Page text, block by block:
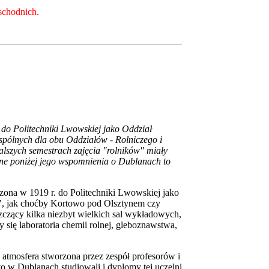
Politechniki Lwowskiej jako Oddział
dla obu Oddziałów - Rolniczego i
semestrach zajęcia "rolników" miały
poniżej jego wspomnienia o Dublanach to
w 1919 r. do Politechniki Lwowskiej jako
jak choćby Kortowo pod Olsztynem czy
kilka niezbyt wielkich sal wykładowych,
się laboratoria chemii rolnej, gleboznawstwa,
stworzona przez zespół profesorów i
w Dublanach studiowali i dyplomy tej uczelni